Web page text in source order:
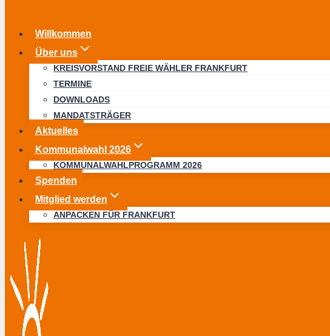
Willkommen
Über uns
KREISVORSTAND FREIE WÄHLER FRANKFURT
TERMINE
DOWNLOADS
MANDATSTRÄGER
Aktuelles
Kommunalwahl 2026
KOMMUNALWAHLPROGRAMM 2026
Spenden
Mitglied werden
ANPACKEN FÜR FRANKFURT